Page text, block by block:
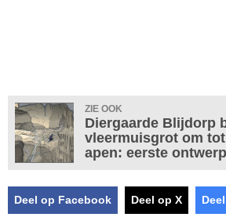
ZIE OOK
Diergaarde Blijdorp
vleermuisgrot om
apen: eerste
Deel op Facebook Deel op X